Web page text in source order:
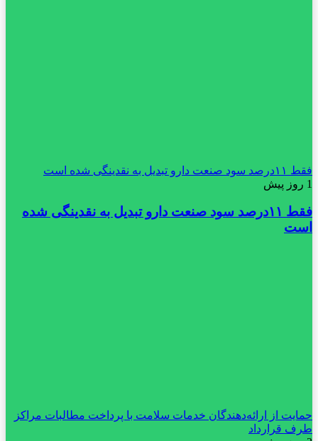
فقط ۱۱‌درصد سود صنعت دارو تبدیل به نقدینگی شده است
1 روز پیش
فقط ۱۱‌درصد سود صنعت دارو تبدیل به نقدینگی شده
است
حمایت از ارائه‌دهندگان خدمات سلامت با پرداخت مطالبات مراکز
طرف قرارداد